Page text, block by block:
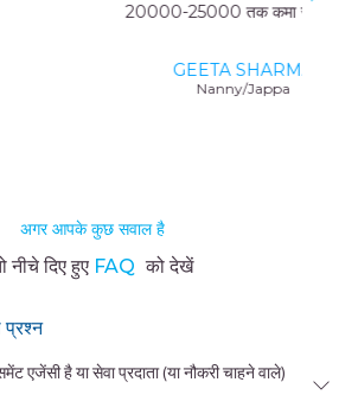
25000 तक कमा सकती हूं।
अगर आपके कुछ सवाल है
नीचे दिए हुए FAQ को देखें
प्रश्न
एजेंसी है या सेवा प्रदाता (या नौकरी चाहने वाले)